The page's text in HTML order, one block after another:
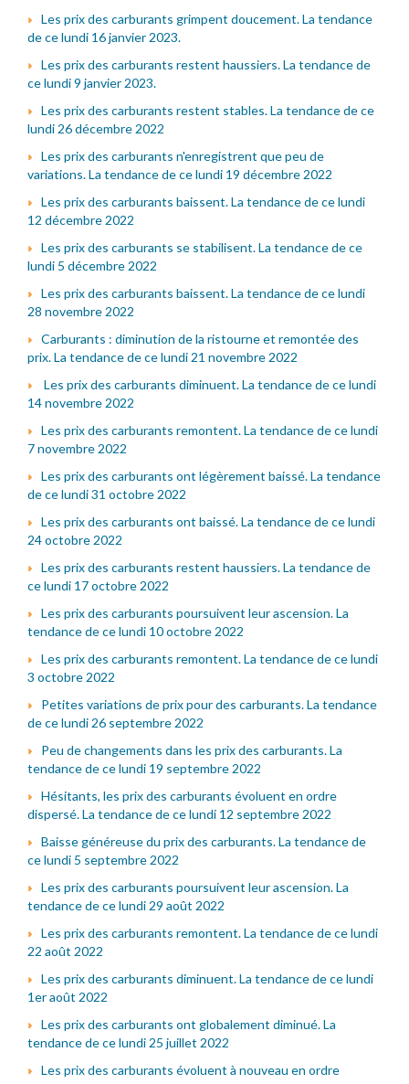
Les prix des carburants grimpent doucement. La tendance
de ce lundi 16 janvier 2023.
Les prix des carburants restent haussiers. La tendance de
ce lundi 9 janvier 2023.
Les prix des carburants restent stables. La tendance de ce
lundi 26 décembre 2022
Les prix des carburants n'enregistrent que peu de
variations. La tendance de ce lundi 19 décembre 2022
Les prix des carburants baissent. La tendance de ce lundi
12 décembre 2022
Les prix des carburants se stabilisent. La tendance de ce
lundi 5 décembre 2022
Les prix des carburants baissent. La tendance de ce lundi
28 novembre 2022
Carburants : diminution de la ristourne et remontée des
prix. La tendance de ce lundi 21 novembre 2022
Les prix des carburants diminuent. La tendance de ce lundi
14 novembre 2022
Les prix des carburants remontent. La tendance de ce lundi
7 novembre 2022
Les prix des carburants ont légèrement baissé. La tendance
de ce lundi 31 octobre 2022
Les prix des carburants ont baissé. La tendance de ce lundi
24 octobre 2022
Les prix des carburants restent haussiers. La tendance de
ce lundi 17 octobre 2022
Les prix des carburants poursuivent leur ascension. La
tendance de ce lundi 10 octobre 2022
Les prix des carburants remontent. La tendance de ce lundi
3 octobre 2022
Petites variations de prix pour des carburants. La tendance
de ce lundi 26 septembre 2022
Peu de changements dans les prix des carburants. La
tendance de ce lundi 19 septembre 2022
Hésitants, les prix des carburants évoluent en ordre
dispersé. La tendance de ce lundi 12 septembre 2022
Baisse généreuse du prix des carburants. La tendance de
ce lundi 5 septembre 2022
Les prix des carburants poursuivent leur ascension. La
tendance de ce lundi 29 août 2022
Les prix des carburants remontent. La tendance de ce lundi
22 août 2022
Les prix des carburants diminuent. La tendance de ce lundi
1er août 2022
Les prix des carburants ont globalement diminué. La
tendance de ce lundi 25 juillet 2022
Les prix des carburants évoluent à nouveau en ordre